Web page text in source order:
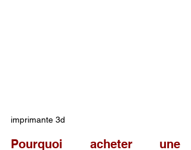
imprimante 3d
Pourquoi acheter une